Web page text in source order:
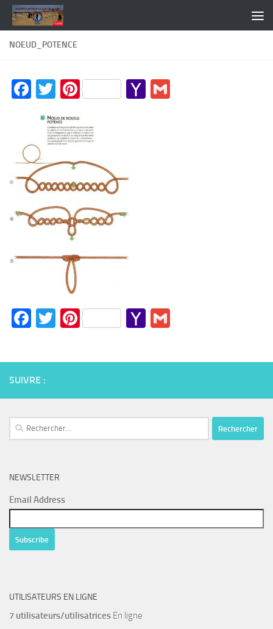
Skip to content
NOEUD_POTENCE
Facebook
TwitterPinterestYahoo
Facebook
TwitterPinterestYahoo
SUIVRE :
Rechercher :
NEWSLETTER
Email Address
UTILISATEURS EN LIGNE
7 utilisateurs/utilisatrices En ligne